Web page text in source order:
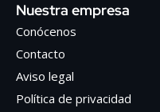
Nuestra empresa
Conócenos
Contacto
Aviso legal
Política de privacidad